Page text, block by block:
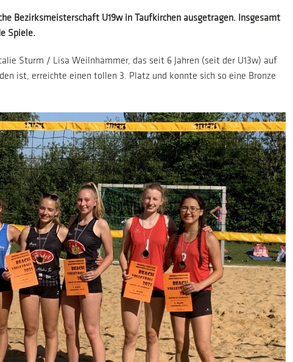
Bezirksmeisterschaft U19w in Taufkirchen ausgetragen. Insgesamt
Spiele.
Sturm / Lisa Weilnhammer, das seit 6 Jahren (seit der U13w) auf
ist, erreichte einen tollen 3. Platz und konnte sich so eine Bronze